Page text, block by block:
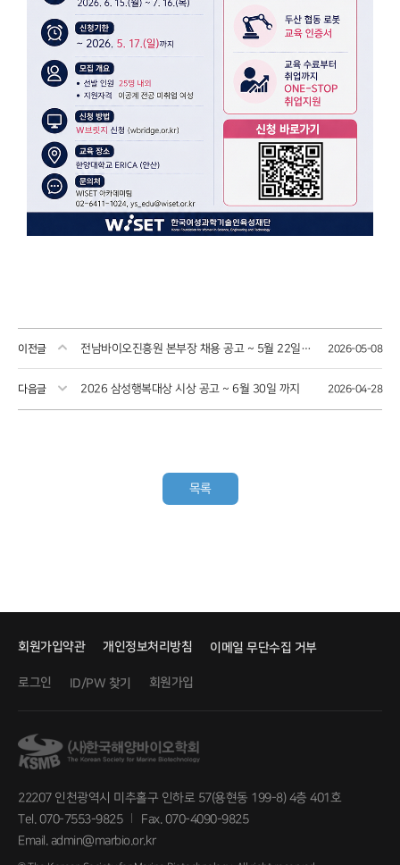
이전글 전남바이오진흥원 본부장 채용 공고 ~ 5월 22일까지 2026-05-08
다음글 2026 삼성행복대상 시상 공고 ~ 6월 30일 까지 2026-04-28
목록
회원가입약관 개인정보처리방침 이메일 무단수집 거부
로그인 ID/PW 찾기 회원가입
22207 인천광역시 미추홀구 인하로 57(용현동 199-8) 4층 401호
Tel. 070-7553-9825
Fax. 070-4090-9825
Email. admin@marbio.or.kr